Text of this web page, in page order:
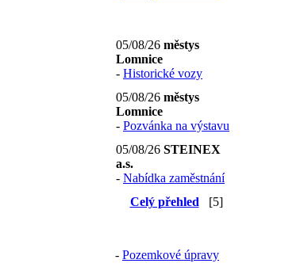
05/08/26 městys
Lomnice
- Historické vozy
05/08/26 městys
Lomnice
- Pozvánka na výstavu
05/08/26 STEINEX
a.s.
- Nabídka zaměstnání
Celý přehled[5]
- Pozemkové úpravy